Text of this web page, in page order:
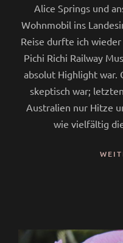
Alice Springs und
Wohnmobil ins
Reise durfte ich
Pichi Richi Railway
absolut Highlight war.
skeptisch war;
Australien nur Hitze
wie vielfältig